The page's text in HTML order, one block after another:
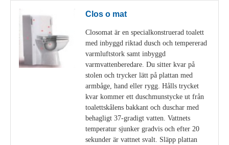
Clos o mat
Closomat är en specialkonstruerad toalett
med inbyggd riktad dusch och tempererad
varmluftstork samt inbyggd
varmvattenberedare. Du sitter kvar på
stolen och trycker lätt på plattan med
armbåge, hand eller rygg. Hålls trycket
kvar kommer ett duschmunstycke ut från
toalettskålens bakkant och duschar med
behagligt 37-gradigt vatten. Vattnets
temperatur sjunker gradvis och efter 20
sekunder är vattnet svalt. Släpp plattan